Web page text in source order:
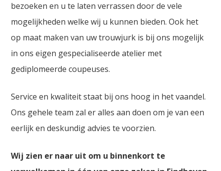
bezoeken en u te laten verrassen door de vele
mogelijkheden welke wij u kunnen bieden. Ook het
op maat maken van uw trouwjurk is bij ons mogelijk
in ons eigen gespecialiseerde atelier met
gediplomeerde coupeuses.
Service en kwaliteit staat bij ons hoog in het vaandel.
Ons gehele team zal er alles aan doen om je van een
eerlijk en deskundig advies te voorzien.
Wij zien er naar uit om u binnenkort te